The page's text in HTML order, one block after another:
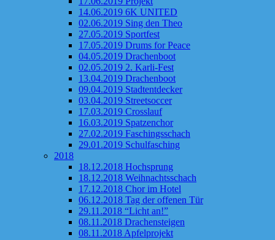
14.06.2019 6K UNITED
02.06.2019 Sing den Theo
27.05.2019 Sportfest
17.05.2019 Drums for Peace
04.05.2019 Drachenboot
02.05.2019 2. Karli-Fest
13.04.2019 Drachenboot
09.04.2019 Stadtentdecker
03.04.2019 Streetsoccer
17.03.2019 Crosslauf
16.03.2019 Spatzenchor
27.02.2019 Faschingsschach
29.01.2019 Schulfasching
2018
18.12.2018 Hochsprung
18.12.2018 Weihnachtsschach
17.12.2018 Chor im Hotel
06.12.2018 Tag der offenen Tür
29.11.2018 “Licht an!”
08.11.2018 Drachensteigen
08.11.2018 Apfelprojekt